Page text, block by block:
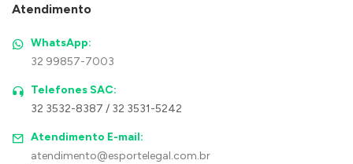
Atendimento
WhatsApp:
32 99857-7003
Telefones SAC:
32 3532-8387 / 32 3531-5242
Atendimento E-mail:
atendimento@esportelegal.com.br